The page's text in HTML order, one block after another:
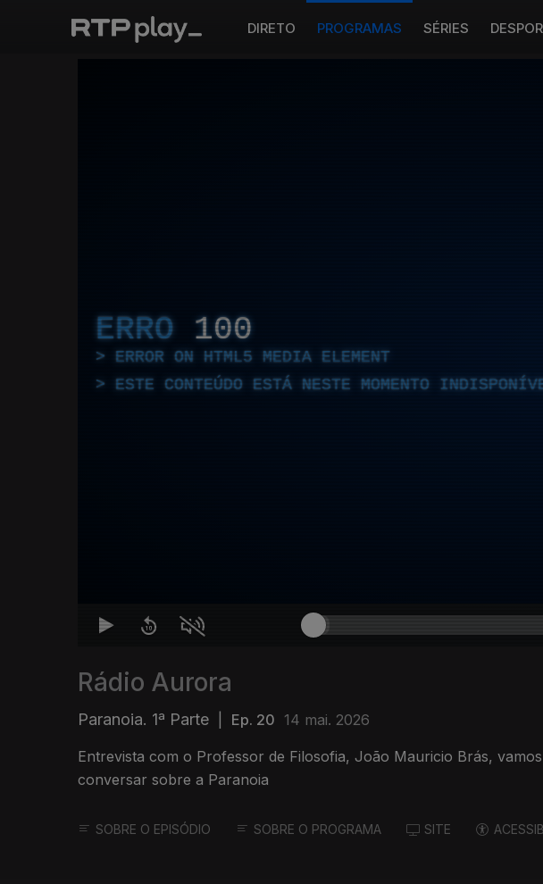
DIRETO PROGRAMAS SÉRIES
ERRO 100
ERROR ON HTML5 MEDIA ELEMENT
ESTE CONTEÚDO ESTÁ NESTE MOMENTO
Rádio Aurora
Paranoia. 1ª Parte Ep. 20 14 mai. 2026
Entrevista com o Professor de Filosofia, João Mauricio Brás, vamos
conversar sobre a Paranoia
SOBRE O EPISÓDIO SOBRE O PROGRAMA SITE